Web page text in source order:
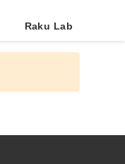
Raku Lab